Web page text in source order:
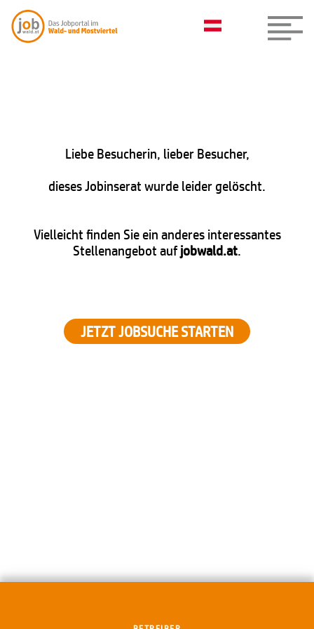
Liebe Besucherin, lieber Besucher,
dieses Jobinserat wurde leider gelöscht.
Vielleicht finden Sie ein anderes interessantes
Stellenangebot aufjobwald.at.
JETZT JOBSUCHE STARTEN